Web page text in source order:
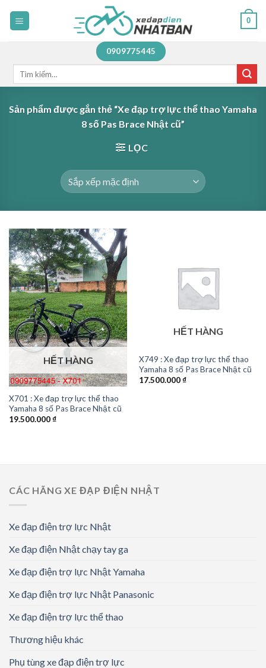
0
0909775445
Tìm
Sản phẩm được gắn thẻ “Xe đạp trợ lực thể thao Yamaha
8 số Pas Brace Nhật cũ”
LỌC
HẾT HÀNG
X701 : Xe đạp trợ lực thể thao
Yamaha 8 số Pas Brace Nhật cũ
19.500.000₫
HẾT HÀNG
X749 : Xe đạp trợ lực thể thao
Yamaha 8 số Pas Brace Nhật cũ
17.500.000₫
CÁC HÃNG XE ĐẠP ĐIỆN NHẬT
Xe đạp điện trợ lực Nhật
Xe đạp điện Nhật chạy tay ga
Xe đạp điện trợ lực Nhật Yamaha
Xe đạp điện trợ lực Nhật Panasonic
Xe đạp điện trợ lực thể thao
Thương hiệu khác
Phụ tùng xe đạp điện trợ lực